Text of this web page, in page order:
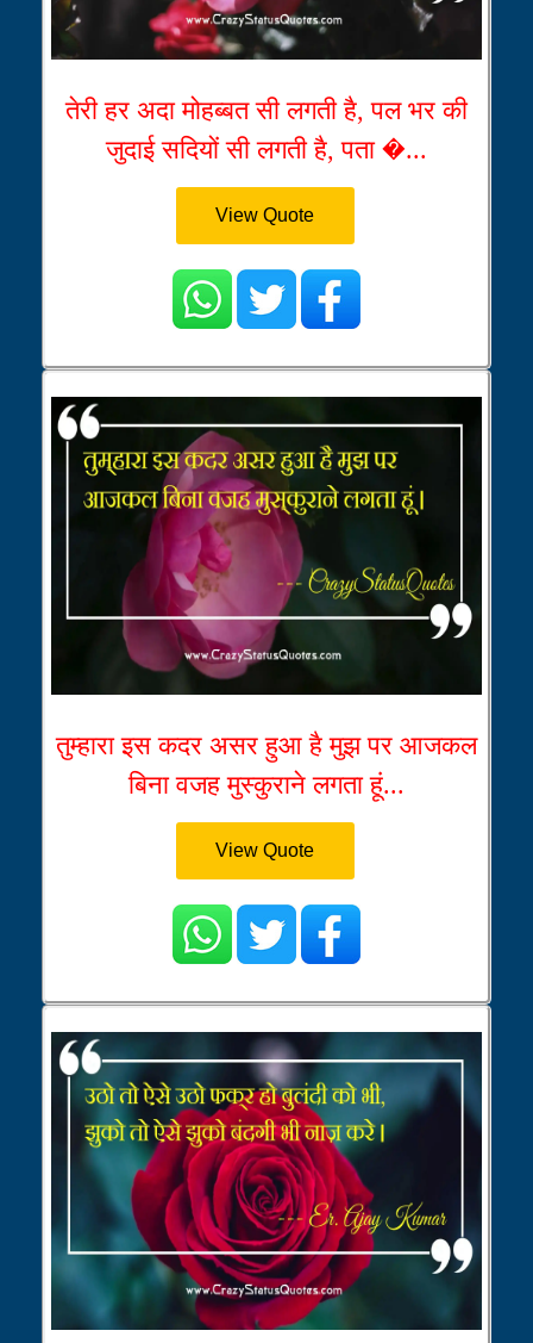
तेरी हर अदा मोहब्बत सी लगती है, पल भर की
जुदाई सदियों सी लगती है, पता �...
View Quote
तुम्हारा इस कदर असर हुआ है मुझ पर आजकल
बिना वजह मुस्कुराने लगता हूं...
View Quote